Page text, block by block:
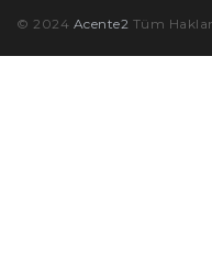
© 2024 Acente2 Tüm